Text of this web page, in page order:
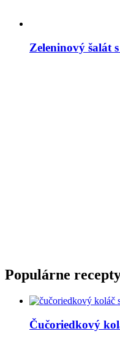
Zeleninový šalát
Populárne
Čučoriedkový